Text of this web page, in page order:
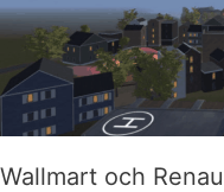
Wallmart och